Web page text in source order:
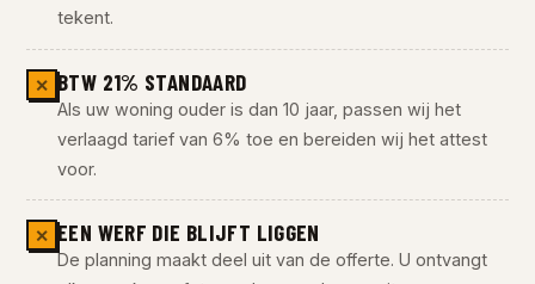
tekent.
✕ BTW 21% STANDAARD
Als uw woning ouder is dan 10 jaar, passen wij het
verlaagd tarief van 6% toe en bereiden wij het attest
voor.
✕ EEN WERF DIE BLIJFT LIGGEN
De planning maakt deel uit van de offerte. U ontvangt